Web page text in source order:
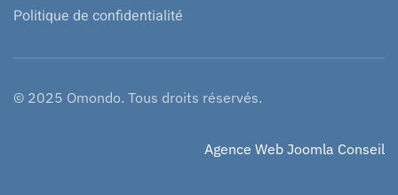
Politique de confidentialité
© 2025 Omondo. Tous droits réservés.
Agence Web Joomla Conseil